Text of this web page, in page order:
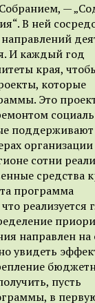
—
В ней
И каждый год
края,
которые
Это
поддерживают
сотни
средства
программа
реализуется
направлен на
увидеть
пусть
в